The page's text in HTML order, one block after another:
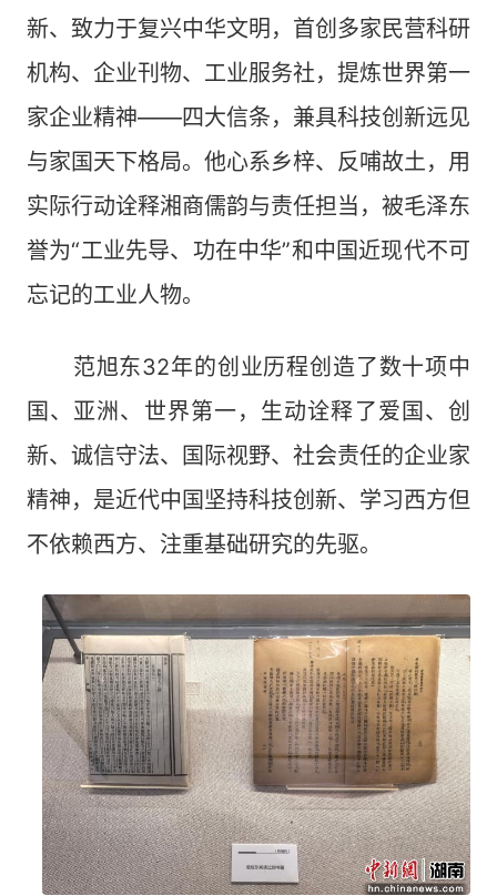
新、致力于复兴中华文明，首创多家民营科研
机构、企业刊物、工业服务社，提炼世界第一
家企业精神——四大信条，兼具科技创新远见
与家国天下格局。他心系乡梓、反哺故土，用
实际行动诠释湘商儒韵与责任担当，被毛泽东
誉为“工业先导、功在中华”和中国近现代不可
忘记的工业人物。
范旭东32年的创业历程创造了数十项中
国、亚洲、世界第一，生动诠释了爱国、创
新、诚信守法、国际视野、社会责任的企业家
精神，是近代中国坚持科技创新、学习西方但
不依赖西方、注重基础研究的先驱。